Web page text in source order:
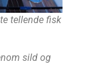
tellende fisk
sild og